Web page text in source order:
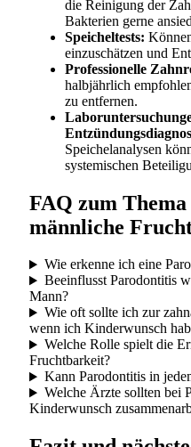
die Reinigung der
Bakterien gerne
Speicheltests:
einzuschätzen und
Professionelle
halbjährlich
zu entfernen.
Speichelanalysen
systemischen
FAQ zum
männliche
Wie erkenne ich eine
Beeinflusst Parodontitis
Mann?
Wie oft sollte ich zur
wenn ich Kinderwunsch
Welche Rolle spielt die
Fruchtbarkeit?
Kann Parodontitis in
Welche Ärzte sollten bei
Kinderwunsch